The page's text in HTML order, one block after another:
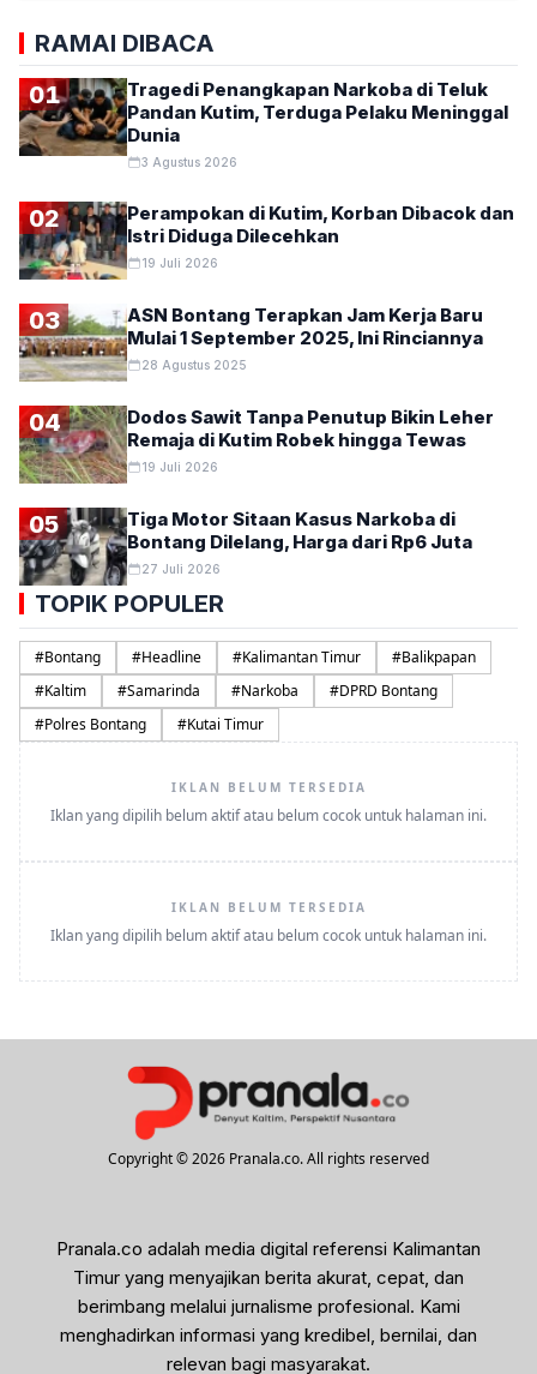
RAMAI DIBACA
01
Tragedi Penangkapan Narkoba di Teluk
Pandan Kutim, Terduga Pelaku Meninggal
Dunia
3 Agustus 2026
02
Perampokan di Kutim, Korban Dibacok dan
Istri Diduga Dilecehkan
19 Juli 2026
03
ASN Bontang Terapkan Jam Kerja Baru
Mulai 1 September 2025, Ini Rinciannya
28 Agustus 2025
04
Dodos Sawit Tanpa Penutup Bikin Leher
Remaja di Kutim Robek hingga Tewas
19 Juli 2026
05
Tiga Motor Sitaan Kasus Narkoba di
Bontang Dilelang, Harga dari Rp6 Juta
27 Juli 2026
TOPIK POPULER
#Bontang #Headline #Kalimantan Timur #Balikpapan
#Kaltim #Samarinda #Narkoba #DPRD Bontang
#Polres Bontang #Kutai Timur
IKLAN BELUM TERSEDIA
Iklan yang dipilih belum aktif atau belum cocok untuk halaman ini.
IKLAN BELUM TERSEDIA
Iklan yang dipilih belum aktif atau belum cocok untuk halaman ini.
Copyright © 2026 Pranala.co. All rights reserved
Pranala.co adalah media digital referensi Kalimantan
Timur yang menyajikan berita akurat, cepat, dan
berimbang melalui jurnalisme profesional. Kami
menghadirkan informasi yang kredibel, bernilai, dan
relevan bagi masyarakat.